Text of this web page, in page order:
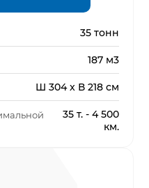
35 тонн
187 м3
Ш 304 x В 218 см
35 т. - 4 500
км.